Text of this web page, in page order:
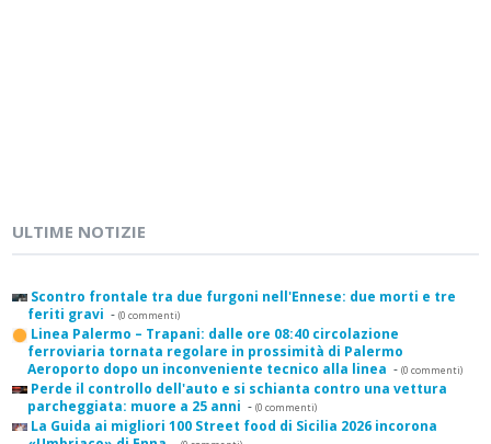
ULTIME NOTIZIE
Scontro frontale tra due furgoni nell'Ennese: due morti e tre
feriti gravi - (0 commenti)
Linea Palermo – Trapani: dalle ore 08:40 circolazione
ferroviaria tornata regolare in prossimità di Palermo
Aeroporto dopo un inconveniente tecnico alla linea - (0 commenti)
Perde il controllo dell'auto e si schianta contro una vettura
parcheggiata: muore a 25 anni - (0 commenti)
La Guida ai migliori 100 Street food di Sicilia 2026 incorona